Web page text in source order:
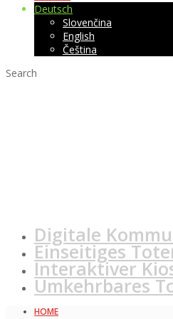
Deutsch
Slovenčina
English
Čeština
Search
Digitale
Einseitiges
Interaktiver
Umkehrbares
HOME